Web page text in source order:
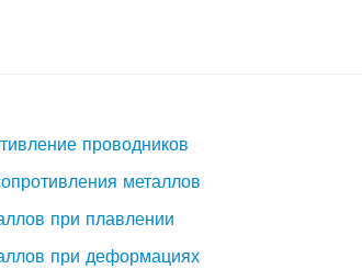
проводников
металлов
при плавлении
при деформациях